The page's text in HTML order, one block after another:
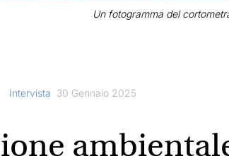
Un fotogramma del
Intervista 30 Gennaio 2025